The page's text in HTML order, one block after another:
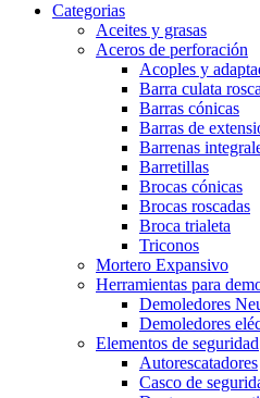
Categorias
Aceites y grasas
Aceros de perforación
Acoples y
Barra culata
Barras cónicas
Barras de
Barrenas
Barretillas
Brocas cónicas
Brocas roscadas
Broca trialeta
Triconos
Mortero Expansivo
Herramientas para
Demoledores
Demoledores
Elementos de seguridad
Autorescatadores
Casco de